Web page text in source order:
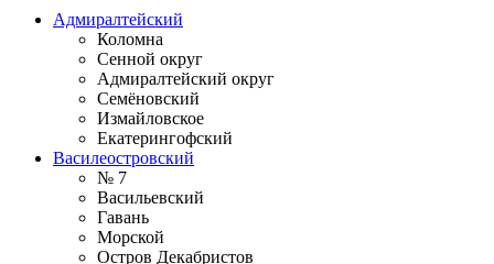
Адмиралтейский
Коломна
Сенной округ
Адмиралтейский округ
Семёновский
Измайловское
Екатерингофский
Василеостровский
№ 7
Васильевский
Гавань
Морской
Остров Декабристов